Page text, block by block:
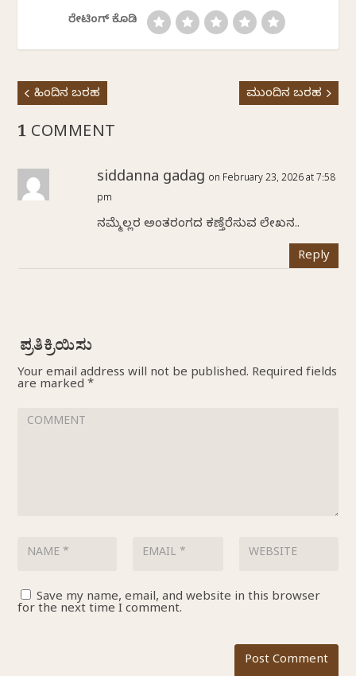
ರೇಟಿಂಗ್ ಕೊಡಿ
ಹಿಂದಿನ ಬರಹ ಮುಂದಿನ ಬರಹ
1 COMMENT
siddanna gadag on February 23, 2026 at 7:58
pm
ನಮ್ಮೆಲ್ಲರ ಅಂತರಂಗದ ಕಣ್ತೆರೆಸುವ ಲೇಖನ..
Reply
Your email address will not be published. Required fields
are marked*
Save my name, email, and website in this browser
for the next time I comment.